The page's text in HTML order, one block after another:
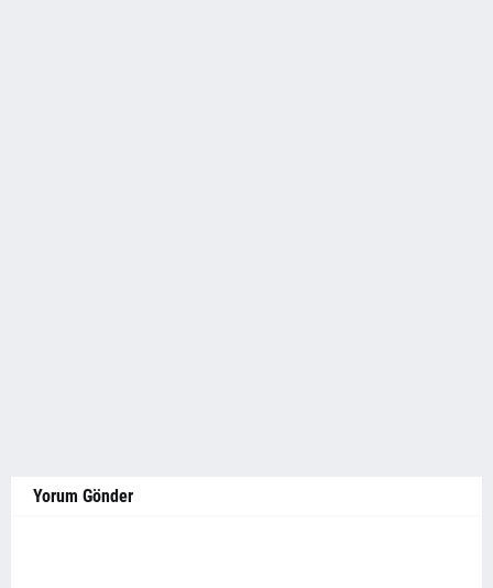
Yorum Gönder